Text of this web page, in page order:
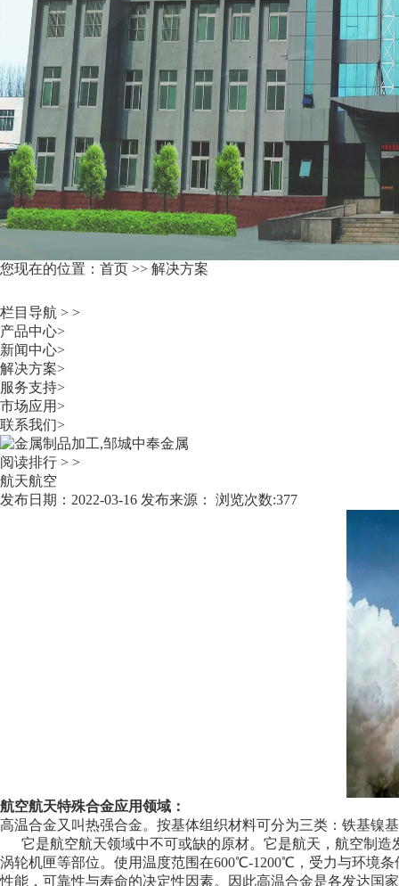
您现在的位置： 首页 >> 解决方案
栏目导航 > >
产品中心>
新闻中心>
解决方案>
服务支持>
市场应用>
联系我们>
阅读排行 > >
航天航空
发布日期：2022-03-16 发布来源： 浏览次数:377
航空航天特殊合金应用领域：
高温合金又叫热强合金。按基体组织材料可分为三类：铁基镍
它是航空航天领域中不可或缺的原材。它是航天，航空制造
涡轮机匣等部位。使用温度范围在600℃-1200℃，受力与环境
性能，可靠性与寿命的决定性因素。因此高温合金是各发达国